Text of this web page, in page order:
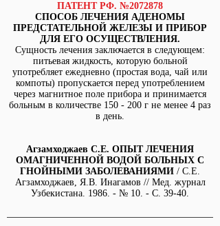
ПАТЕНТ РФ. №2072878
СПОСОБ ЛЕЧЕНИЯ АДЕНОМЫ
ПРЕДСТАТЕЛЬНОЙ ЖЕЛЕЗЫ И ПРИБОР
ДЛЯ ЕГО ОСУЩЕСТВЛЕНИЯ.
Сущность лечения заключается в следующем:
питьевая жидкость, которую больной
употребляет ежедневно (простая вода, чай или
компоты) пропускается перед употреблением
через магнитное поле прибора и принимается
больным в количестве 150 - 200 г не менее 4 раз
в день.
Агзамходжаев С.Е. ОПЫТ ЛЕЧЕНИЯ
ОМАГНИЧЕННОЙ ВОДОЙ БОЛЬНЫХ С
ГНОЙНЫМИ ЗАБОЛЕВАНИЯМИ / С.Е.
Агзамходжаев, Я.В. Инагамов // Мед. журнал
Узбекистана. 1986. - № 10. - С. 39-40.